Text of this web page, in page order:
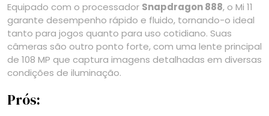
Equipado com o processador Snapdragon 888, o Mi 11
garante desempenho rápido e fluido, tornando-o ideal
tanto para jogos quanto para uso cotidiano. Suas
câmeras são outro ponto forte, com uma lente principal
de 108 MP que captura imagens detalhadas em diversas
condições de iluminação.
Prós: